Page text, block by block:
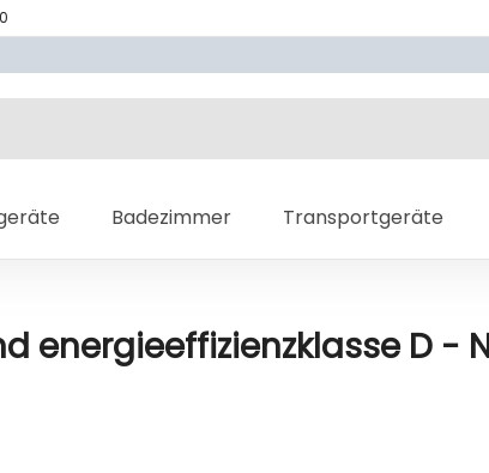
Badezimmer Transportgeräte
energieeffizienzklasse D -